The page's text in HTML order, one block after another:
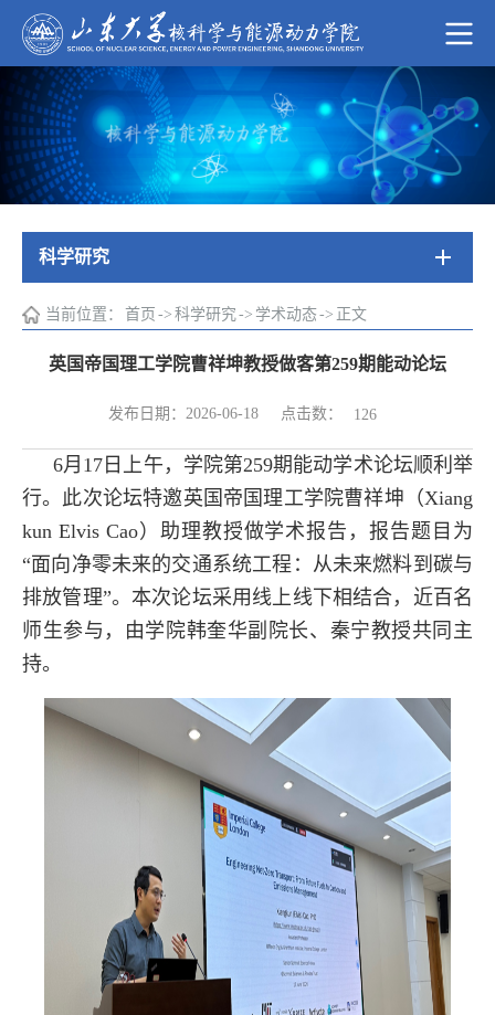
科学研究
当前位置： 首页 -> 科学研究-> 学术动态-> 正文
英国帝国理工学院曹祥坤教授做客第259期能动论坛
发布日期：2026-06-18 点击数： 126
6月17日上午，学院第259期能动学术论坛顺利举
行。此次论坛特邀英国帝国理工学院曹祥坤（Xiang
kun Elvis Cao）助理教授做学术报告，报告题目为
“面向净零未来的交通系统工程：从未来燃料到碳与
排放管理”。本次论坛采用线上线下相结合，近百名
师生参与，由学院韩奎华副院长、秦宁教授共同主
持。